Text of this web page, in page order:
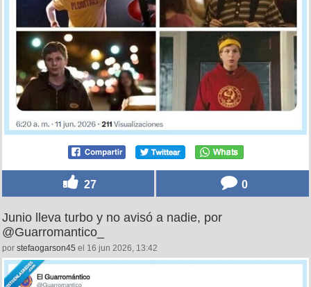
27 0
Junio lleva turbo y no avisó a nadie, por
@Guarromantico_
por stefaogarson45 el 16 jun 2026, 13:42